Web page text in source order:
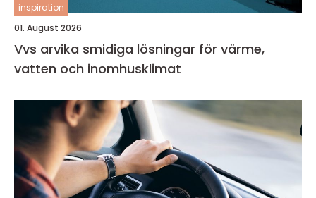
inspiration
01. August 2026
Vvs arvika smidiga lösningar för värme,
vatten och inomhusklimat